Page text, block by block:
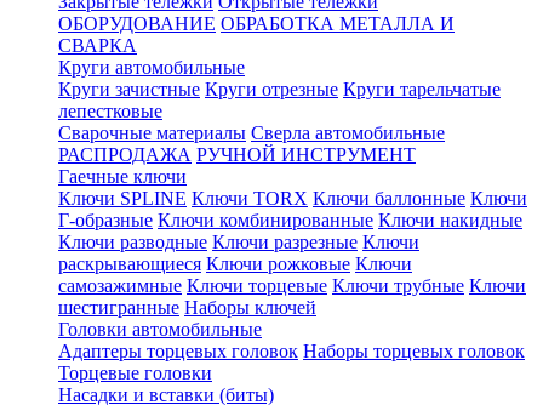
ОБОРУДОВАНИЕ ОБРАБОТКА МЕТАЛЛА И
СВАРКА
Круги автомобильные
Круги зачистные Круги отрезные Круги тарельчатые
лепестковые
Сварочные материалы Сверла автомобильные
РАСПРОДАЖА РУЧНОЙ ИНСТРУМЕНТ
Гаечные ключи
Ключи SPLINE Ключи TORX Ключи баллонные Ключи
Г-образные Ключи комбинированные Ключи накидные
Ключи разводные Ключи разрезные Ключи
раскрывающиеся Ключи рожковые Ключи
самозажимные Ключи торцевые Ключи трубные Ключи
шестигранные Наборы ключей
Головки автомобильные
Адаптеры торцевых головок Наборы торцевых головок
Торцевые головки
Насадки и вставки (биты)